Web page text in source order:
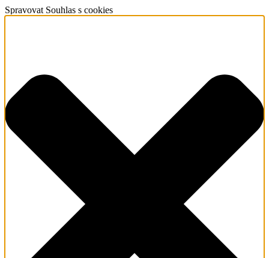
Spravovat Souhlas s cookies